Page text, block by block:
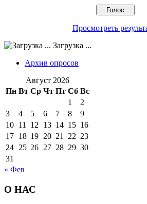
Просмотреть
Загрузка ...
Архив опросов
Август 2026
Пн Вт Ср Чт Пт Сб Вс
1
2
3
4 5 6 7 8
9
10 11 12 13 14 15 16
17 18 19 20 21 22 23
24 25 26 27 28 29 30
31
« Фев
О НАС